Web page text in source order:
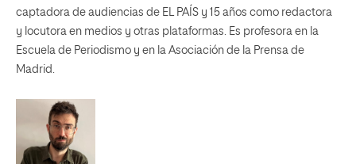
captadora de audiencias de EL PAÍS y 15 años como redactora
y locutora en medios y otras plataformas. Es profesora en la
Escuela de Periodismo y en la Asociación de la Prensa de
Madrid.